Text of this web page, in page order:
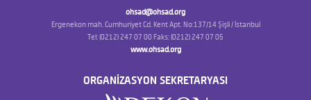
ohsad@ohsad.org
Ergenekon mah. Cumhuriyet Cd. Kent Apt. No:137/14 Şişli / İstanbul
Tel: (0212) 247 07 00 Faks: (0212) 247 07 05
www.ohsad.org
ORGANİZASYON SEKRETARYASI